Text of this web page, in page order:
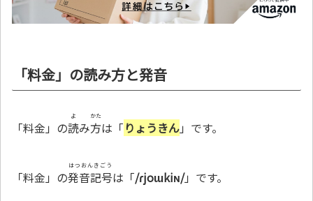
「料金」の読み方と発音
「料金」の読
よ
み方
かた
は「りょうきん」です。
「料金」の発音記号
はつおんきごう
は「/ɾjoɯkiɴ/」です。